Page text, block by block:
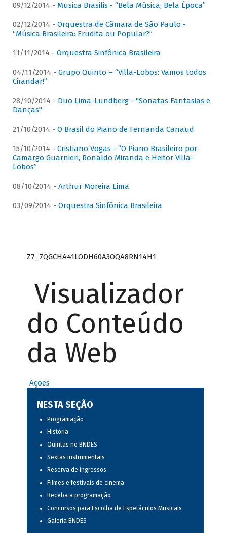
09/12/2014 - Musica Brasilis - “Bela Música, Bela Época”
02/12/2014 - Orquestra de Câmara de São Paulo -
“Música Brasileira: Erudita ou Popular?”
11/11/2014 - Orquestra Sinfônica Brasileira
04/11/2014 - Grupo Quinto – “Villa-Lobos: Vamos todos
Cirandar!”
28/10/2014 - Duo Lima-Lundberg - "Sonatas Fantasias e
Danças"
21/10/2014 - O Brasil do Piano de Fernanda Canaud
15/10/2014 - Cristiano Vogas - “O Piano Brasileiro por
Camargo Guarnieri, Ronaldo Miranda e Heitor Villa-
Lobos”
08/10/2014 - Arthur Moreira Lima
03/09/2014 - Orquestra Sinfônica Brasileira
Z7_7QGCHA41LODH60A3OQA8RN14H1
Visualizador
do Conteúdo
da Web
Ações
NESTA SEÇÃO
Programação
História
Quintas no BNDES
Sextas instrumentais
Reserva de ingressos
Filmes e festivais de cinema
Receba a programação
Concursos para Escolha de Espetáculos Musicais
Galeria BNDES